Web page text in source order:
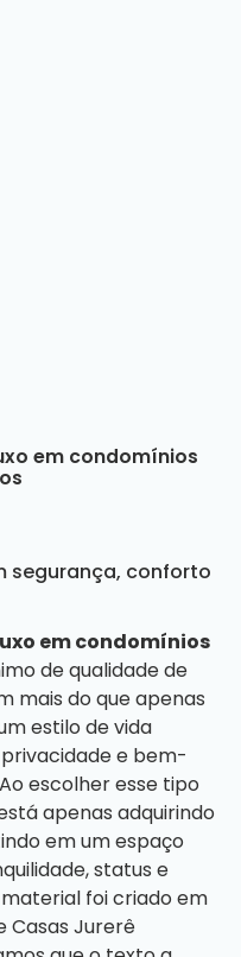
em condomínios
segurança, conforto
em condomínios
de qualidade de
mais do que apenas
estilo de vida
e bem-
escolher esse tipo
apenas adquirindo
em um espaço
status e
material foi criado em
Casas Jurerê